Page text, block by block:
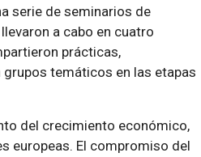
serie de seminarios de
a cabo en cuatro
prácticas,
temáticos en las etapas
del crecimiento económico,
europeas. El compromiso del